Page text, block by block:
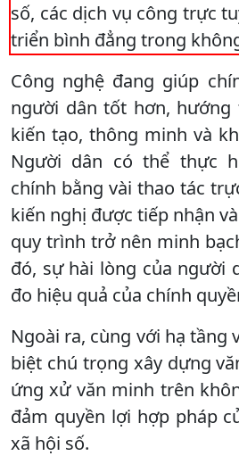
số, các dịch vụ công trực
triển bình đẳng trong
Công nghệ đang giúp
người dân tốt hơn,
kiến tạo, thông minh và
Người dân có thể thực
chính bằng vài thao tác
kiến nghị được tiếp nhận
quy trình trở nên minh
đó, sự hài lòng của người
đo hiệu quả của chính
Ngoài ra, cùng với hạ tầng
biệt chú trọng xây dựng
ứng xử văn minh trên
đảm quyền lợi hợp pháp
xã hội số.